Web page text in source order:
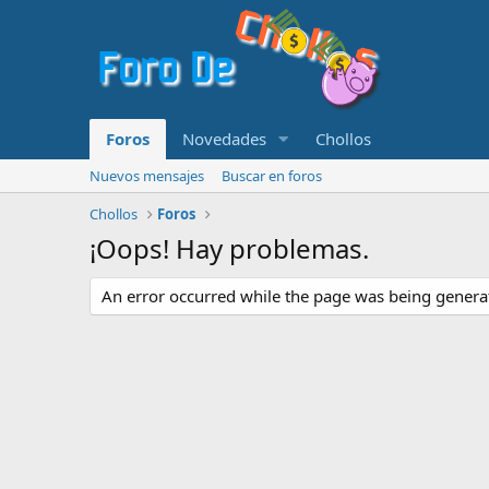
Foros Novedades Chollos
Nuevos mensajes
Buscar en foros
Chollos
Foros
¡Oops! Hay problemas.
An error occurred while the page was being